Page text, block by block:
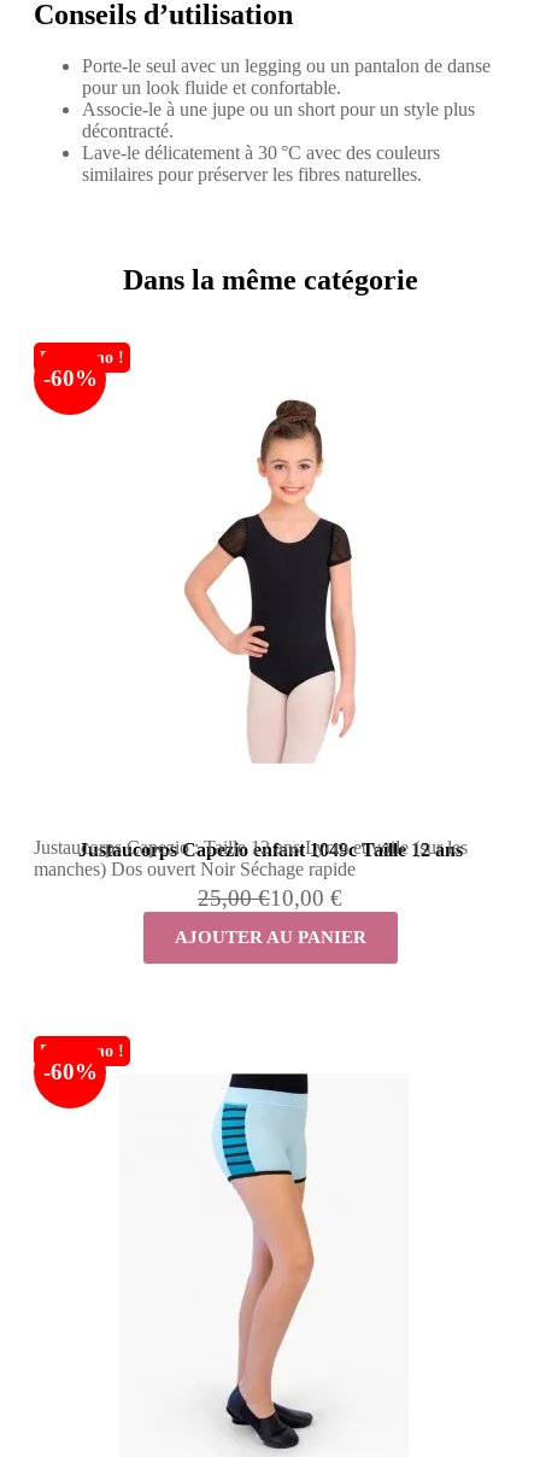
Conseils d’utilisation
Porte‑le seul avec un legging ou un pantalon de danse
pour un look fluide et confortable.
Associe‑le à une jupe ou un short pour un style plus
décontracté.
Lave‑le délicatement à 30 °C avec des couleurs
similaires pour préserver les fibres naturelles.
Dans la même catégorie
En promo !
-60%
Justaucorps Capezio enfant 1049c Taille 12 ans
Justaucorps Capezio : Taille 12 ans Lycra et voile (sur les
manches) Dos ouvert Noir Séchage rapide
25,00 €10,00 €
AJOUTER AU PANIER
En promo !
-60%